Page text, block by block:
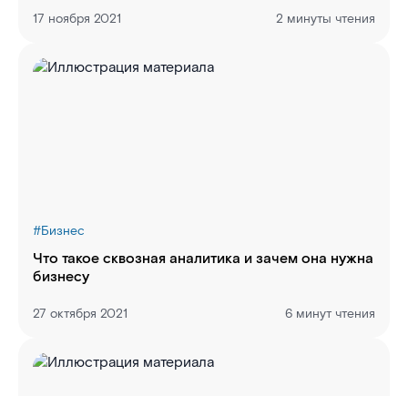
17 ноября 2021 2 минуты чтения
#Бизнес
Что такое сквозная аналитика и зачем она нужна
бизнесу
27 октября 2021 6 минут чтения